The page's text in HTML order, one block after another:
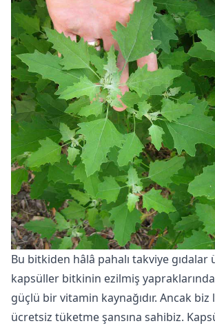
Bu bitkiden hâlâ pahalı takviye gıdalar
kapsüller bitkinin ezilmiş
güçlü bir vitamin kaynağıdır. Ancak biz
ücretsiz tüketme şansına sahibiz.